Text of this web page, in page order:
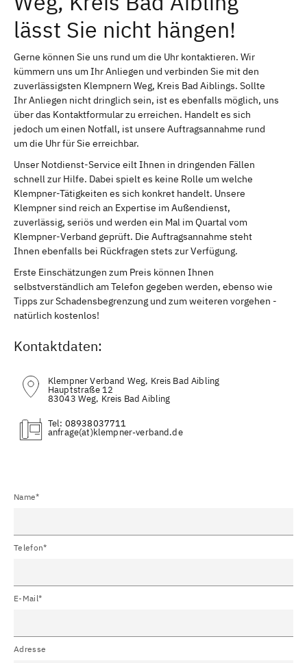
lässt Sie nicht hängen!
Gerne können Sie uns rund um die Uhr kontaktieren. Wir
kümmern uns um Ihr Anliegen und verbinden Sie mit den
zuverlässigsten Klempnern Weg, Kreis Bad Aiblings. Sollte
Ihr Anliegen nicht dringlich sein, ist es ebenfalls möglich, uns
über das Kontaktformular zu erreichen. Handelt es sich
jedoch um einen Notfall, ist unsere Auftragsannahme rund
um die Uhr für Sie erreichbar.
Unser Notdienst-Service eilt Ihnen in dringenden Fällen
schnell zur Hilfe. Dabei spielt es keine Rolle um welche
Klempner-Tätigkeiten es sich konkret handelt. Unsere
Klempner sind reich an Expertise im Außendienst,
zuverlässig, seriös und werden ein Mal im Quartal vom
Klempner-Verband geprüft. Die Auftragsannahme steht
Ihnen ebenfalls bei Rückfragen stets zur Verfügung.
Erste Einschätzungen zum Preis können Ihnen
selbstverständlich am Telefon gegeben werden, ebenso wie
Tipps zur Schadensbegrenzung und zum weiteren vorgehen -
natürlich kostenlos!
Kontaktdaten:
Klempner Verband Weg, Kreis Bad Aibling
Hauptstraße 12
83043 Weg, Kreis Bad Aibling
Tel: 08938037711
(at)
Name*
Telefon*
E-Mail*
Adresse